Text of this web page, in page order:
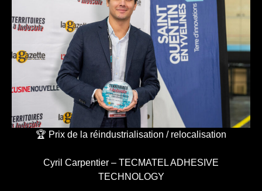
🏆 Prix de la réindustrialisation / relocalisation
Cyril Carpentier – TECMATEL ADHESIVE
TECHNOLOGY